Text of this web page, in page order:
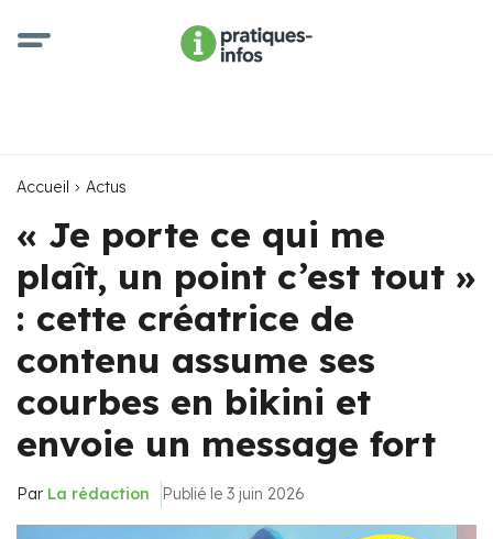
Accueil Actus
« Je porte ce qui me
plaît, un point c’est tout »
: cette créatrice de
contenu assume ses
courbes en bikini et
envoie un message fort
Par La rédaction Publié le 3 juin 2026